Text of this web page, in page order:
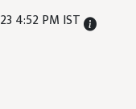
4:52 PM IST